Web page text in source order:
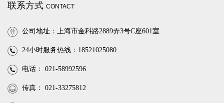
联系方式 CONTACT
公司地址：上海市金科路2889弄3号C座601室
24小时服务热线：18521025080
电话： 021-58992596
传真： 021-33275812